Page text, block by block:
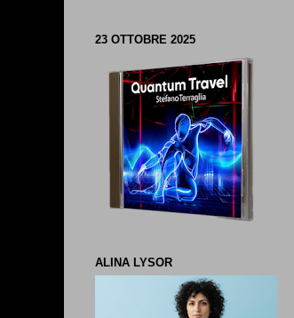
23 OTTOBRE 2025
ALINA LYSOR